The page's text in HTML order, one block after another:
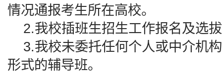
情况通报考生所在高校。
2.我校插班生招生工作报名及选
3.我校未委托任何个人或中介机
形式的辅导班。